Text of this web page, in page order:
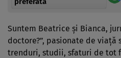
Suntem Beatrice şi Bianca,
doctore?”, pasionate de viaţă
trenduri, studii, sfaturi de tot